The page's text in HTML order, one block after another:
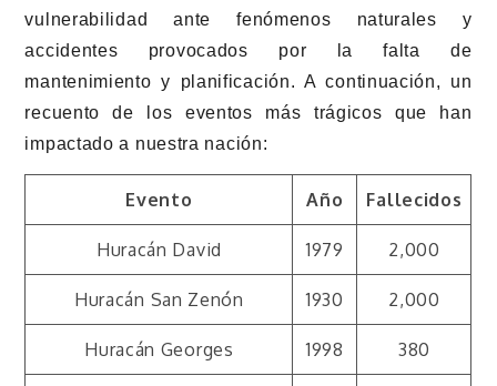
vulnerabilidad ante fenómenos naturales y
accidentes provocados por la falta de
mantenimiento y planificación. A continuación, un
recuento de los eventos más trágicos que han
impactado a nuestra nación:
Evento Año Fallecidos
Huracán David 1979 2,000
Huracán San Zenón 1930 2,000
Huracán Georges 1998 380